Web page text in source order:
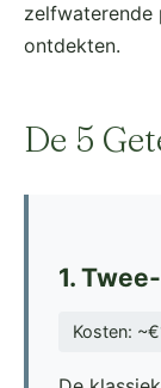
zelfwaterende
ontdekten.
De 5
1.
Kosten: